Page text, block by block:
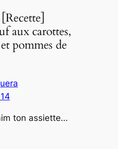
aux carottes,
pommes de
ton assiette…